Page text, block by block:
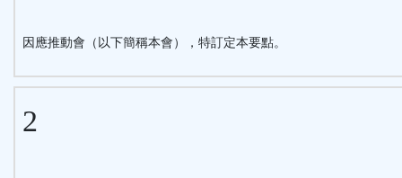
因應推動會（以下簡稱本會），特訂定本要點。
2